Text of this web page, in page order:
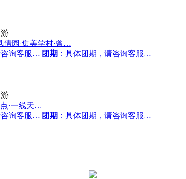
情园·集美学村·曾…
咨询客服… 团期 ：具体团期，请咨询客服…
点·一线天…
咨询客服… 团期 ：具体团期，请咨询客服…